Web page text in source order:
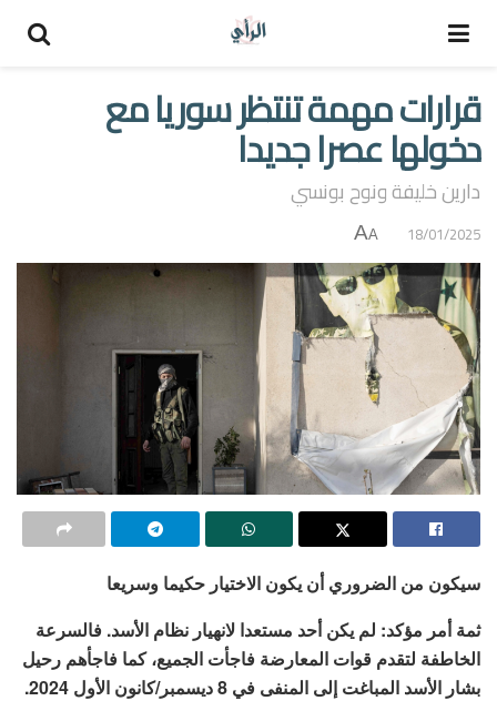
قرارات مهمة تنتظر سوريا مع
دخولها عصرا جديدا
دارين خليفة ونوح بونسي
18/01/2025
A
A
سيكون من الضروري أن يكون الاختيار حكيما وسريعا
ثمة أمر مؤكد: لم يكن أحد مستعدا لانهيار نظام الأسد. فالسرعة
الخاطفة لتقدم قوات المعارضة فاجأت الجميع، كما فاجأهم رحيل
بشار الأسد المباغت إلى المنفى في 8 ديسمبر/كانون الأول 2024.